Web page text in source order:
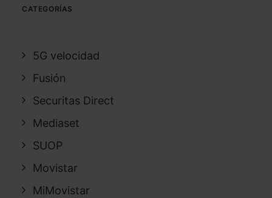
CATEGORÍAS
5G velocidad
Fusión
Securitas Direct
Mediaset
SUOP
Movistar
MiMovistar